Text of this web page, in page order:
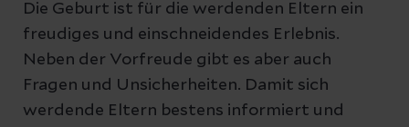
Die Geburt ist für die werdenden Eltern ein
freudiges und einschneidendes Erlebnis.
Neben der Vorfreude gibt es aber auch
Fragen und Unsicherheiten. Damit sich
werdende Eltern bestens informiert und